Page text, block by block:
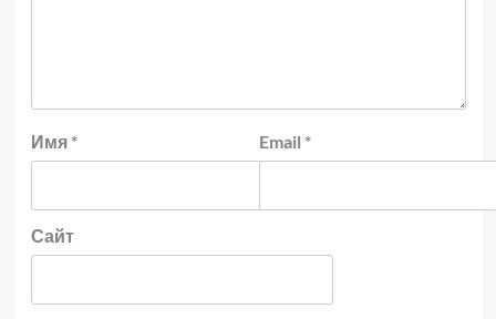
Имя * Email *
Сайт